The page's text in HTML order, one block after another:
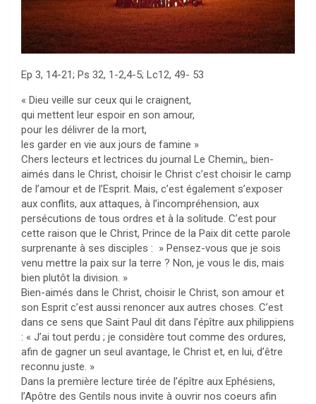
Ep 3, 14-21; Ps 32, 1-2,4-5; Lc12, 49- 53
« Dieu veille sur ceux qui le craignent,
qui mettent leur espoir en son amour,
pour les délivrer de la mort,
les garder en vie aux jours de famine »
Chers lecteurs et lectrices du journal Le Chemin,, bien-
aimés dans le Christ, choisir le Christ c’est choisir le camp
de l’amour et de l’Esprit. Mais, c’est également s’exposer
aux conflits, aux attaques, à l’incompréhension, aux
persécutions de tous ordres et à la solitude. C’est pour
cette raison que le Christ, Prince de la Paix dit cette parole
surprenante à ses disciples : » Pensez-vous que je sois
venu mettre la paix sur la terre ? Non, je vous le dis, mais
bien plutôt la division. »
Bien-aimés dans le Christ, choisir le Christ, son amour et
son Esprit c’est aussi renoncer aux autres choses. C’est
dans ce sens que Saint Paul dit dans l’épître aux philippiens
: « J’ai tout perdu ; je considère tout comme des ordures,
afin de gagner un seul avantage, le Christ et, en lui, d’être
reconnu juste. »
Dans la première lecture tirée de l’épître aux Ephésiens,
l’Apôtre des Gentils nous invite à ouvrir nos coeurs afin